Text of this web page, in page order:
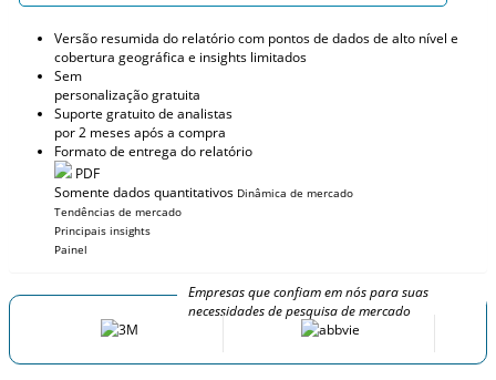
Versão resumida do relatório com pontos de dados de alto nível e
cobertura geográfica e insights limitados
Sem
personalização gratuita
Suporte gratuito de analistas
por 2 meses após a compra
Formato de entrega do relatório
PDF
Somente dados quantitativos Dinâmica de mercado
Tendências de mercado
Principais insights
Painel
Empresas que confiam em nós para suas
necessidades de pesquisa de mercado